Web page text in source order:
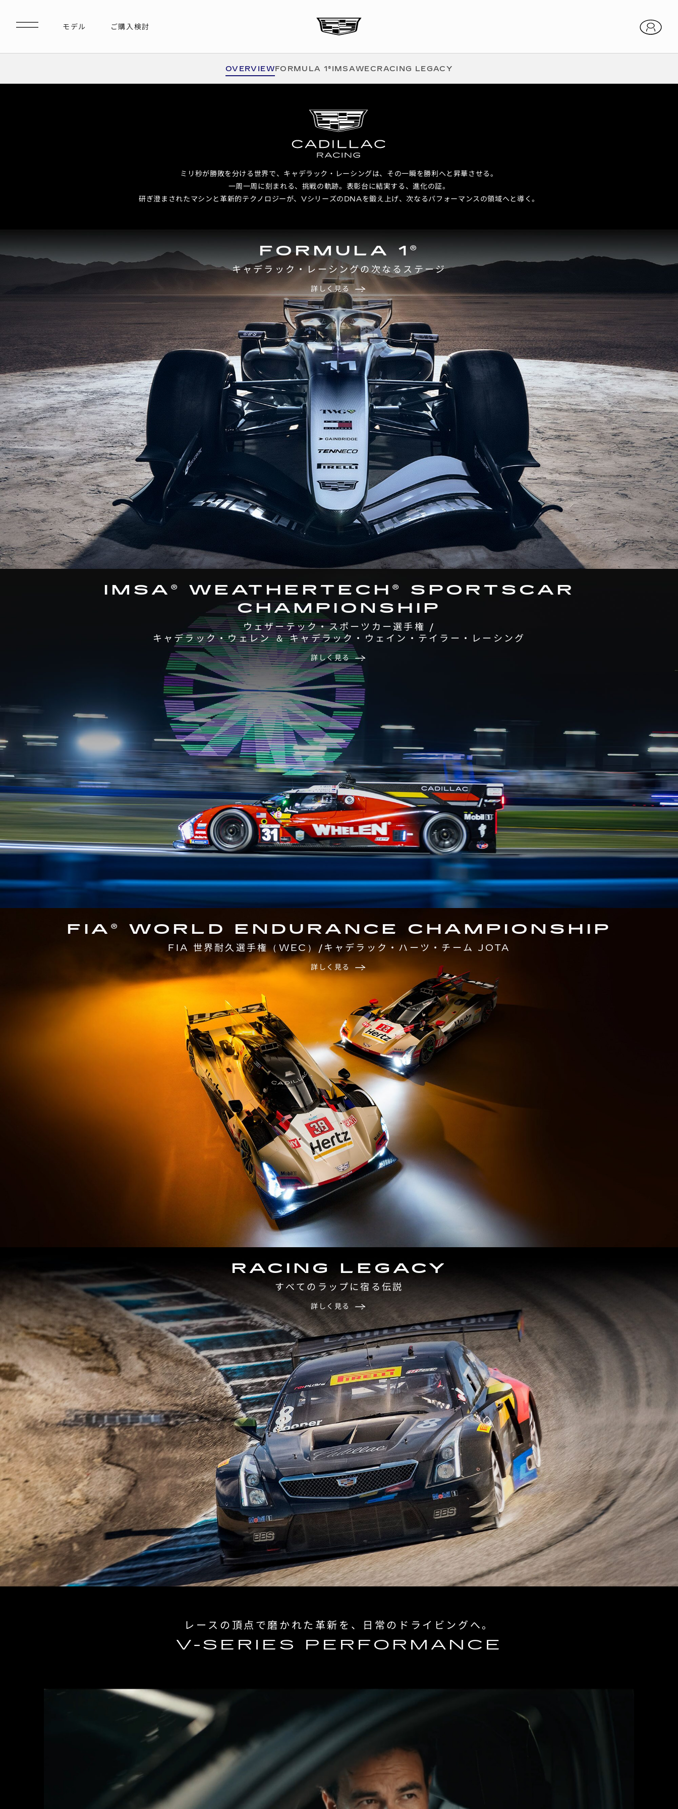
OVERVIEWFORMULA 1®IMSAWECRACING LEGACY
ミリ秒が勝敗を分ける世界で、キャデラック・レーシングは、その一瞬を勝利へと昇華させる。
一周一周に刻まれる、挑戦の軌跡。表彰台に結実する、進化の証。
研ぎ澄まされたマシンと革新的テクノロジーが、VシリーズのDNAを鍛え上げ、次なるパフォーマンスの領域へと導く。
FORMULA 1®
キャデラック・レーシングの次なるステージ
詳しく見る
IMSA® WEATHERTECH® SPORTSCAR
CHAMPIONSHIP
ウェザーテック・スポーツカー選手権 /
キャデラック・ウェレン ＆ キャデラック・ウェイン・テイラー・レーシング
詳しく見る
FIA® WORLD ENDURANCE CHAMPIONSHIP
FIA 世界耐久選手権（WEC）/キャデラック・ハーツ・チーム JOTA
詳しく見る
RACING LEGACY
すべてのラップに宿る伝説
詳しく見る
レースの頂点で磨かれた革新を、日常のドライビングへ。
V-SERIES PERFORMANCE